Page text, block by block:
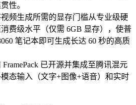
性。
视频生成所需的显存门槛从专业级硬
费级水平（仅需 6GB 显存），使普
笔记本即可生成长达 60 秒的高质
FramePack 已开源并集成至腾讯混元
态输入（文字+图像+语音）和实时